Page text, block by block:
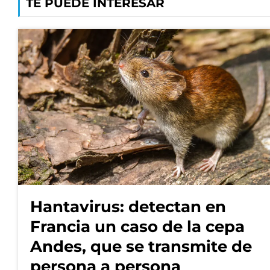
Hantavirus: detectan en
Francia un caso de la cepa
Andes, que se transmite de